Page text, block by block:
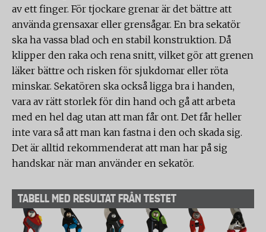
av ett finger. För tjockare grenar är det bättre att
använda grensaxar eller grensågar. En bra sekatör
ska ha vassa blad och en stabil konstruktion. Då
klipper den raka och rena snitt, vilket gör att grenen
läker bättre och risken för sjukdomar eller röta
minskar. Sekatören ska också ligga bra i handen,
vara av rätt storlek för din hand och gå att arbeta
med en hel dag utan att man får ont. Det får heller
inte vara så att man kan fastna i den och skada sig.
Det är alltid rekommenderat att man har på sig
handskar när man använder en sekatör.
TABELL MED RESULTAT FRÅN TESTET